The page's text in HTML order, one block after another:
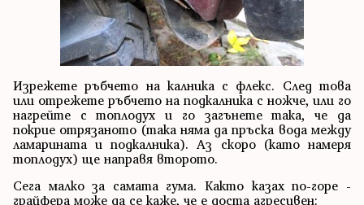
Изрежете ръбчето на калника с флекс. След това
или отрежете ръбчето на подкалника с ножче, или го
нагрейте с топлодух и го загънете така, че да
покрие отрязаното (така няма да пръска вода между
ламарината и подкалника). Аз скоро (като намеря
топлодух) ще направя второто.
Сега малко за самата гума. Както казах по-горе -
грайфера може да се каже, че е доста агресивен: